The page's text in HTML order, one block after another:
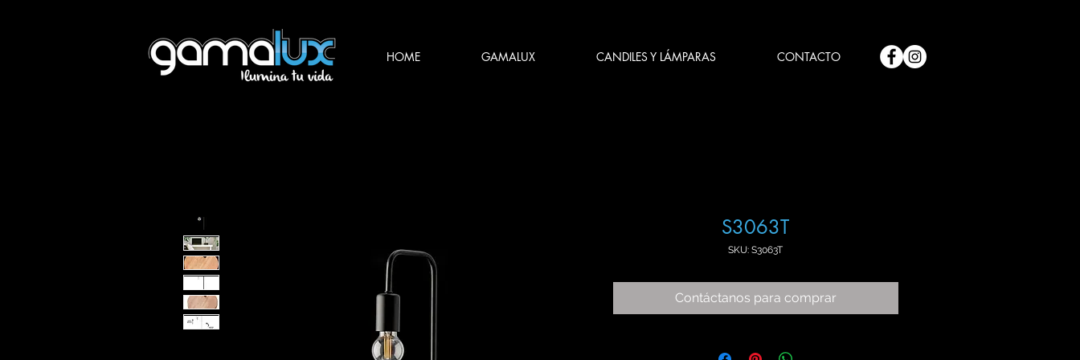
HOME GAMALUX CANDILES Y LÁMPARAS CONTACTO
S3063T
SKU: S3063T
Contáctanos para comprar